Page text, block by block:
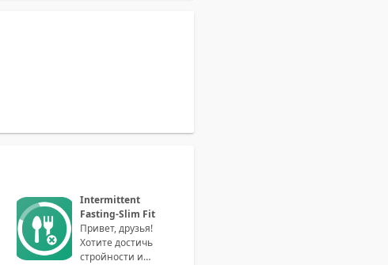
Intermittent
Fasting-Slim Fit
Привет, друзья!
Хотите достичь
стройности и